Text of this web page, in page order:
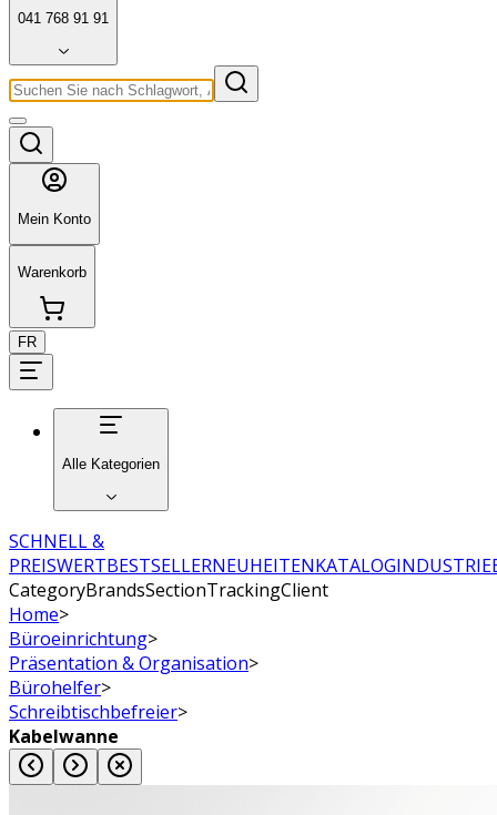
041 768 91 91
Mein Konto
Warenkorb
FR
Alle Kategorien
SCHNELL &
PREISWERTBESTSELLERNEUHEITENKATALOG
CategoryBrandsSectionTrackingClient
Home>
Büroeinrichtung>
Präsentation & Organisation>
Bürohelfer>
Schreibtischbefreier>
Kabelwanne